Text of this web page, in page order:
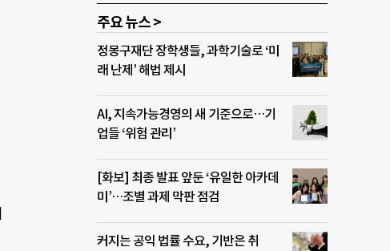
주요 뉴스 >
정몽구재단 장학생들, 과학기술로 ‘미
래 난제’ 해법 제시
AI, 지속가능경영의 새 기준으로…기
업들 ‘위험 관리’
[화보] 최종 발표 앞둔 ‘유일한 아카데
미’…조별 과제 막판 점검
커지는 공익 법률 수요, 기반은 취